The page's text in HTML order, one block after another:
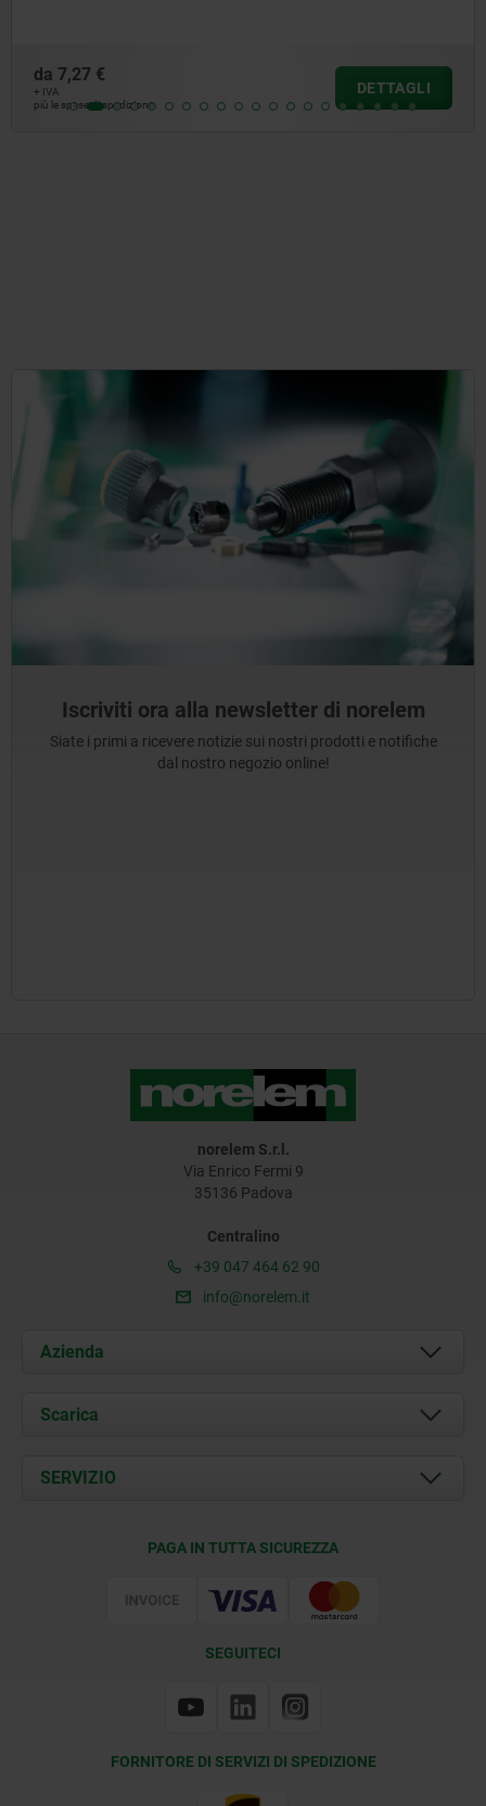
da17,16 €
più le spese di spedizione
DETTAGLI
Iscriviti ora alla newsletter di norelem
Siate i primi a ricevere notizie sui nostri prodotti e notifiche
dal nostro negozio online!
norelem S.r.l.
Via Enrico Fermi 9
35136 Padova
Centralino
+39 047 464 62 90
info@norelem.it
Azienda
Chi siamo
Contatti
Scarica
Documents
SERVIZIO
PAGA IN TUTTA SICUREZZA
SEGUITECI
FORNITORE DI SERVIZI DI SPEDIZIONE